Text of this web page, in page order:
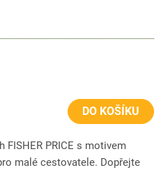
DO KOŠÍKU
PRICE s motivem
malé cestovatele. Dopřejte